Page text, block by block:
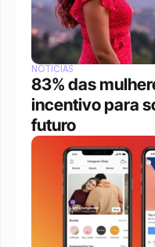
NOTÍCIAS
83% das
incentivo para
futuro